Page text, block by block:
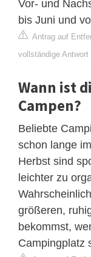
Vor- und
bis Juni und
Antrag auf
vollständige
Wann ist
Campen?
Beliebte
schon lange
Herbst sind
leichter zu
größeren,
bekommst,
Campingplatz